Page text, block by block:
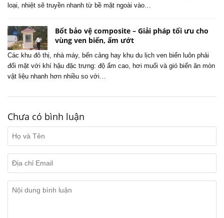
loại, nhiệt sẽ truyền nhanh từ bề mặt ngoài vào…
Bốt bảo vệ composite – Giải pháp tối ưu cho
vùng ven biển, ẩm ướt
Các khu đô thị, nhà máy, bến cảng hay khu du lịch ven biển luôn phải
đối mặt với khí hậu đặc trưng: độ ẩm cao, hơi muối và gió biển ăn mòn
vật liệu nhanh hơn nhiều so với…
Chưa có bình luận